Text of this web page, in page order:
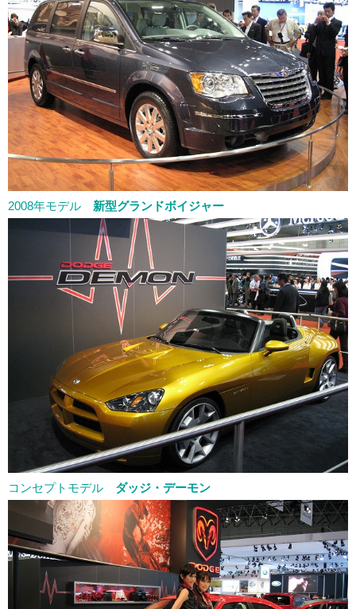
2008年モデル 新型グランドボイジャー
コンセプトモデル ダッジ・デーモン